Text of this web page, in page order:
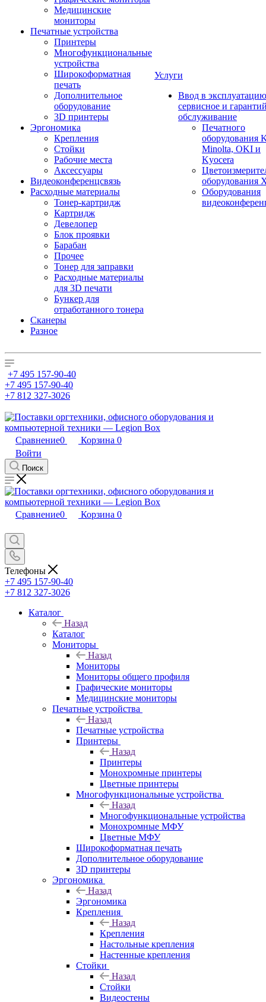
Медицинские
мониторы
Печатные устройства
Принтеры
Многофункциональные
устройства
Широкоформатная
печать
Дополнительное
оборудование
3D принтеры
Эргономика
Крепления
Стойки
Рабочие места
Аксессуары
Видеоконференцсвязь
Расходные материалы
Тонер-картридж
Картридж
Девелопер
Блок проявки
Барабан
Прочее
Тонер для заправки
Расходные материалы
для 3D печати
Бункер для
отработанного тонера
Сканеры
Разное
Услуги
Ввод в
сервисное и
обслуживание
Печатного
оборудования
Minolta, OKI и
Kyocera
оборудования
Оборудования
+7 495 157-90-40
+7 495 157-90-40
+7 812 327-3026
Сравнение0 Корзина 0
Войти
Поиск
Сравнение0 Корзина 0
Телефоны
+7 495 157-90-40
+7 812 327-3026
Каталог
Назад
Каталог
Мониторы
Назад
Мониторы
Мониторы общего профиля
Графические мониторы
Медицинские мониторы
Печатные устройства
Назад
Печатные устройства
Принтеры
Назад
Принтеры
Моноxромныe принтеры
Цвeтныe принтеры
Многофункциональные устройства
Назад
Многофункциональные устройства
Монохромные МФУ
Цветные МФУ
Широкоформатная печать
Дополнительное оборудование
3D принтеры
Эргономика
Назад
Эргономика
Крепления
Назад
Крепления
Настольные крепления
Настенные крепления
Стойки
Назад
Стойки
Видеостены